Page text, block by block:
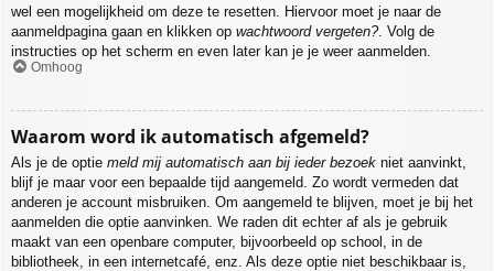
wel een mogelijkheid om deze te resetten. Hiervoor moet je naar de
aanmeldpagina gaan en klikken op wachtwoord vergeten?. Volg de
instructies op het scherm en even later kan je je weer aanmelden.
Omhoog
Waarom word ik automatisch afgemeld?
Als je de optie meld mij automatisch aan bij ieder bezoek niet aanvinkt,
blijf je maar voor een bepaalde tijd aangemeld. Zo wordt vermeden dat
anderen je account misbruiken. Om aangemeld te blijven, moet je bij het
aanmelden die optie aanvinken. We raden dit echter af als je gebruik
maakt van een openbare computer, bijvoorbeeld op school, in de
bibliotheek, in een internetcafé, enz. Als deze optie niet beschikbaar is,